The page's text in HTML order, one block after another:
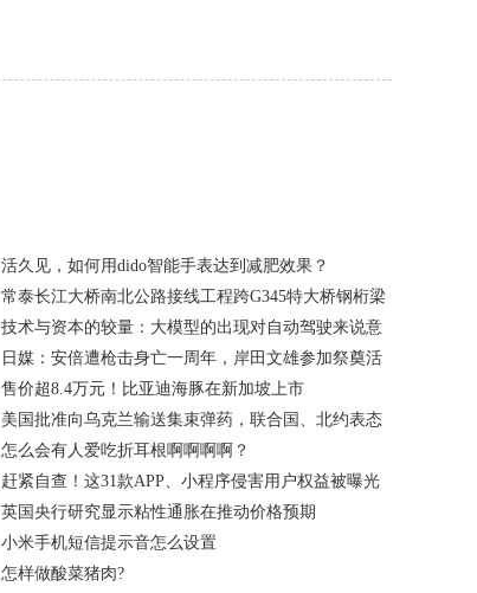
活久见，如何用dido智能手表达到减肥效果？
常泰长江大桥南北公路接线工程跨G345特大桥钢桁梁
技术与资本的较量：大模型的出现对自动驾驶来说意
日媒：安倍遭枪击身亡一周年，岸田文雄参加祭奠活
售价超8.4万元！比亚迪海豚在新加坡上市
美国批准向乌克兰输送集束弹药，联合国、北约表态
怎么会有人爱吃折耳根啊啊啊啊？
赶紧自查！这31款APP、小程序侵害用户权益被曝光
英国央行研究显示粘性通胀在推动价格预期
小米手机短信提示音怎么设置
怎样做酸菜猪肉?